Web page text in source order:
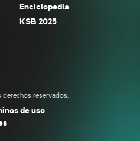
Enciclopedia
KSB 2025
reservados.
de uso